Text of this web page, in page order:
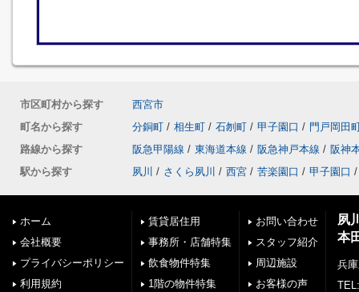
市区町村から探す
西宮市
町名から探す
分銅町 / 相生町 / 石刎町 / 甲子園口 / 門戸岡田
路線から探す
阪急甲陽線 / 東海道本線 / 阪急神戸本線 / 阪神
駅から探す
夙川 / さくら夙川 / 西宮 / 苦楽園口 / 甲子園口 /
ホーム
会社概要
プライバシーポリシー
利用規約
賃貸居住用
事務所・店舗特集
飲食物件特集
1階の物件特集
お問い合わせ
スタッフ紹介
周辺施設
お客様の声
夙
本
兵